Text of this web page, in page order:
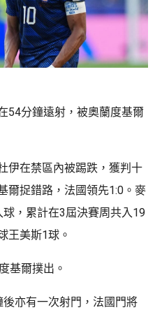
54分鐘遠射，被奧蘭度基爾
伊在禁區內被踢跌，獲判十
爾捉錯路，法國領先1:0。麥
，累計在3屆決賽周共入19
王美斯1球。
基爾撲出。
亦有一次射門，法國門將